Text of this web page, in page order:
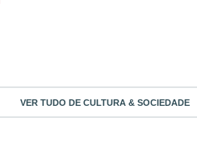
VER TUDO DE CULTURA & SOCIEDADE